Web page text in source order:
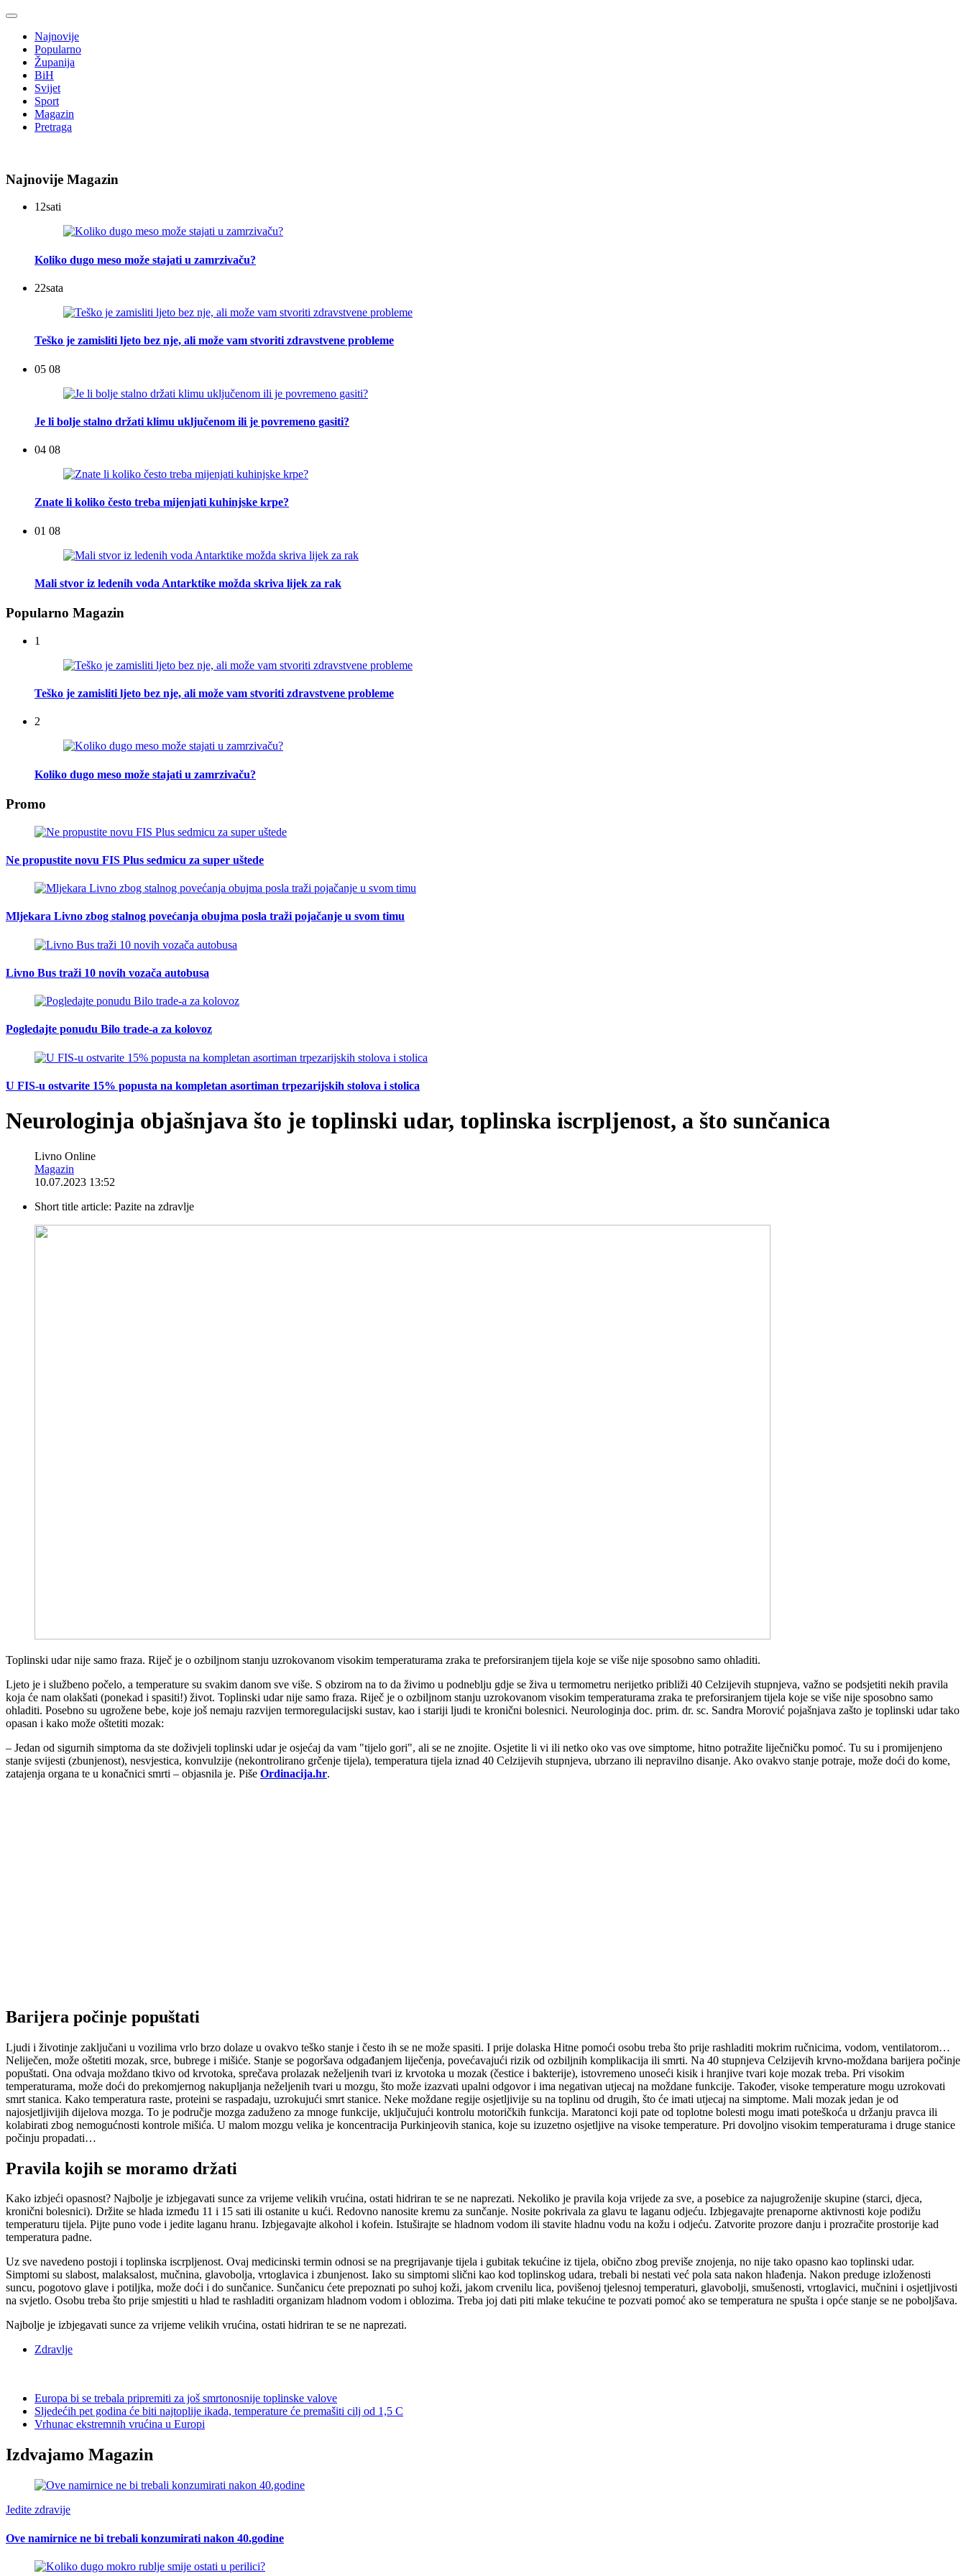
Najnovije
Popularno
Županija
BiH
Svijet
Sport
Magazin
Pretraga
Najnovije Magazin
12sati
Koliko dugo meso može stajati u zamrzivaču?
22sata
Teško je zamisliti ljeto bez nje, ali može vam stvoriti zdravstvene probleme
05 08
Je li bolje stalno držati klimu uključenom ili je povremeno gasiti?
04 08
Znate li koliko često treba mijenjati kuhinjske krpe?
01 08
Mali stvor iz ledenih voda Antarktike možda skriva lijek za rak
Popularno Magazin
1
Teško je zamisliti ljeto bez nje, ali može vam stvoriti zdravstvene probleme
2
Koliko dugo meso može stajati u zamrzivaču?
Promo
Ne propustite novu FIS Plus sedmicu za super uštede
Mljekara Livno zbog stalnog povećanja obujma posla traži pojačanje u svom timu
Livno Bus traži 10 novih vozača autobusa
Pogledajte ponudu Bilo trade-a za kolovoz
U FIS-u ostvarite 15% popusta na kompletan asortiman trpezarijskih stolova i stolica
Neurologinja objašnjava što je toplinski udar, toplinska iscrpljenost, a što sunčanica
Livno Online
Magazin
10.07.2023 13:52
Short title article: Pazite na zdravlje
Toplinski udar nije samo fraza. Riječ je o ozbiljnom stanju uzrokovanom visokim temperaturama zraka te preforsiranjem tijela koje se više nije sposobno samo ohladiti.
Ljeto je i službeno počelo, a temperature su svakim danom sve više. S obzirom na to da živimo u podneblju gdje se živa u termometru nerijetko približi 40 Celzijevih stupnjeva, važno se podsjetiti nekih pravila
koja će nam olakšati (ponekad i spasiti!) život. Toplinski udar nije samo fraza. Riječ je o ozbiljnom stanju uzrokovanom visokim temperaturama zraka te preforsiranjem tijela koje se više nije sposobno samo
ohladiti. Posebno su ugrožene bebe, koje još nemaju razvijen termoregulacijski sustav, kao i stariji ljudi te kronični bolesnici. Neurologinja doc. prim. dr. sc. Sandra Morović pojašnjava zašto je toplinski udar tako
opasan i kako može oštetiti mozak:
– Jedan od sigurnih simptoma da ste doživjeli toplinski udar je osjećaj da vam "tijelo gori", ali se ne znojite. Osjetite li vi ili netko oko vas ove simptome, hitno potražite liječničku pomoć. Tu su i promijenjeno
stanje svijesti (zbunjenost), nesvjestica, konvulzije (nekontrolirano grčenje tijela), temperatura tijela iznad 40 Celzijevih stupnjeva, ubrzano ili nepravilno disanje. Ako ovakvo stanje potraje, može doći do kome,
zatajenja organa te u konačnici smrti – objasnila je. Piše Ordinacija.hr.
Barijera počinje popuštati
Ljudi i životinje zaključani u vozilima vrlo brzo dolaze u ovakvo teško stanje i često ih se ne može spasiti. I prije dolaska Hitne pomoći osobu treba što prije rashladiti mokrim ručnicima, vodom, ventilatorom…
Neliječen, može oštetiti mozak, srce, bubrege i mišiće. Stanje se pogoršava odgađanjem liječenja, povećavajući rizik od ozbiljnih komplikacija ili smrti. Na 40 stupnjeva Celzijevih krvno-moždana barijera počinje
popuštati. Ona odvaja moždano tkivo od krvotoka, sprečava prolazak neželjenih tvari iz krvotoka u mozak (čestice i bakterije), istovremeno unoseći kisik i hranjive tvari koje mozak treba. Pri visokim
temperaturama, može doći do prekomjernog nakupljanja neželjenih tvari u mozgu, što može izazvati upalni odgovor i ima negativan utjecaj na moždane funkcije. Također, visoke temperature mogu uzrokovati
smrt stanica. Kako temperatura raste, proteini se raspadaju, uzrokujući smrt stanice. Neke moždane regije osjetljivije su na toplinu od drugih, što će imati utjecaj na simptome. Mali mozak jedan je od
najosjetljivijih dijelova mozga. To je područje mozga zaduženo za mnoge funkcije, uključujući kontrolu motoričkih funkcija. Maratonci koji pate od toplotne bolesti mogu imati poteškoća u držanju pravca ili
kolabirati zbog nemogućnosti kontrole mišića. U malom mozgu velika je koncentracija Purkinjeovih stanica, koje su izuzetno osjetljive na visoke temperature. Pri dovoljno visokim temperaturama i druge stanice
počinju propadati…
Pravila kojih se moramo držati
Kako izbjeći opasnost? Najbolje je izbjegavati sunce za vrijeme velikih vrućina, ostati hidriran te se ne naprezati. Nekoliko je pravila koja vrijede za sve, a posebice za najugroženije skupine (starci, djeca,
kronični bolesnici). Držite se hlada između 11 i 15 sati ili ostanite u kući. Redovno nanosite kremu za sunčanje. Nosite pokrivala za glavu te laganu odjeću. Izbjegavajte prenaporne aktivnosti koje podižu
temperaturu tijela. Pijte puno vode i jedite laganu hranu. Izbjegavajte alkohol i kofein. Istuširajte se hladnom vodom ili stavite hladnu vodu na kožu i odjeću. Zatvorite prozore danju i prozračite prostorije kad
temperatura padne.
Uz sve navedeno postoji i toplinska iscrpljenost. Ovaj medicinski termin odnosi se na pregrijavanje tijela i gubitak tekućine iz tijela, obično zbog previše znojenja, no nije tako opasno kao toplinski udar.
Simptomi su slabost, malaksalost, mučnina, glavobolja, vrtoglavica i zbunjenost. Iako su simptomi slični kao kod toplinskog udara, trebali bi nestati već pola sata nakon hlađenja. Nakon preduge izloženosti
suncu, pogotovo glave i potiljka, može doći i do sunčanice. Sunčanicu ćete prepoznati po suhoj koži, jakom crvenilu lica, povišenoj tjelesnoj temperaturi, glavobolji, smušenosti, vrtoglavici, mučnini i osjetljivosti
na svjetlo. Osobu treba što prije smjestiti u hlad te rashladiti organizam hladnom vodom i oblozima. Treba joj dati piti mlake tekućine te pozvati pomoć ako se temperatura ne spušta i opće stanje se ne poboljšava.
Najbolje je izbjegavati sunce za vrijeme velikih vrućina, ostati hidriran te se ne naprezati.
Zdravlje
Europa bi se trebala pripremiti za još smrtonosnije toplinske valove
Sljedećih pet godina će biti najtoplije ikada, temperature će premašiti cilj od 1,5 C
Vrhunac ekstremnih vrućina u Europi
Izdvajamo Magazin
Jedite zdravije
Ove namirnice ne bi trebali konzumirati nakon 40.godine